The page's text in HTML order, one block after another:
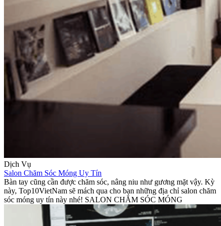
Dịch Vụ
Salon Chăm Sóc Móng Uy Tín
Bàn tay cũng cần được chăm sóc, nâng niu như gương mặt vậy. Kỳ
này, Top10VietNam sẽ mách qua cho bạn những địa chỉ salon chăm
sóc móng uy tín này nhé! SALON CHĂM SÓC MÓNG